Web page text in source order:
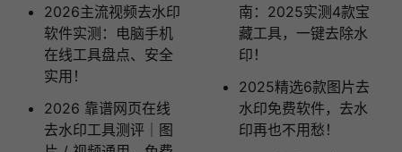
2026主流视频去水印
软件实测：电脑手机
在线工具盘点、安全
实用！
2026 靠谱网页在线
去水印工具测评｜图
南：2025实测4款宝
藏工具，一键去除水
印！
2025精选6款图片去
水印免费软件，去水
印再也不用愁！